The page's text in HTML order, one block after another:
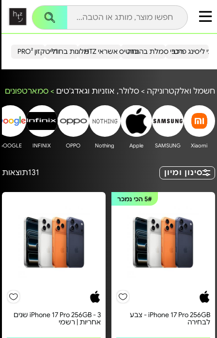
הייטקזון PRO²מלונות בחו"ל כרטיס אשראי HTZ ליסינג פרטירכבי סמלת בהנחה
חשמל ואלקטרוניקה > סלולר, אוזניות וגאדג'טים > סמארטפונים
Xiaomi
SAMSUNG
Apple
Nothing
OPPO
INFINIX
סינון ומיון 131תוצאות
5#הכי נמכר
iPhone 17 Pro 256GB - צבע
לבחירה
iPhone 17 Pro 256GB - 3 שנים
אחריות | רשמי